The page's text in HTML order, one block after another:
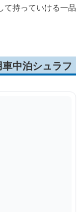
て持っていける一品
中泊シュラフ